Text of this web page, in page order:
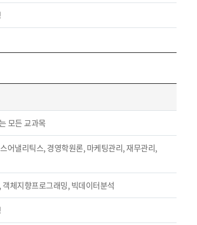
모든 교과목
어낼리틱스, 경영학원론, 마케팅관리, 재무관리,
체지향프로그래밍, 빅데이터분석